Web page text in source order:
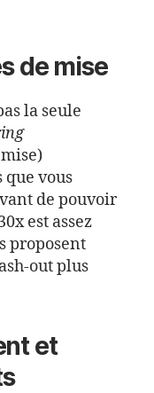
de mise
la seule
vous
de pouvoir
est assez
proposent
plus
et